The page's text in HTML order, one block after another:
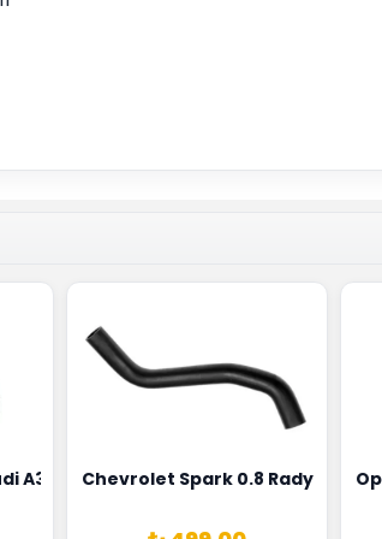
1628HN-0258010081
A3 Şarj Alternatörü Valeo Marka
Chevrolet Spark 0.8 Radyatör